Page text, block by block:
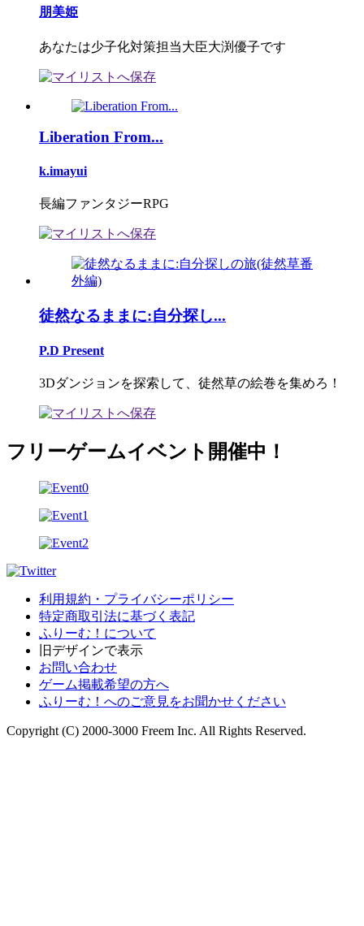
朋美姫
あなたは少子化対策担当大臣大渕優子です
Liberation From...
k.imayui
長編ファンタジーRPG
徒然なるままに:自分探し...
P.D Present
3Dダンジョンを探索して、徒然草の絵巻を集めろ！
フリーゲームイベント開催中！
利用規約・プライバシーポリシー
特定商取引法に基づく表記
ふりーむ！について
旧デザインで表示
お問い合わせ
ゲーム掲載希望の方へ
ふりーむ！へのご意見をお聞かせください
Copyright (C) 2000-3000 Freem Inc. All Rights Reserved.